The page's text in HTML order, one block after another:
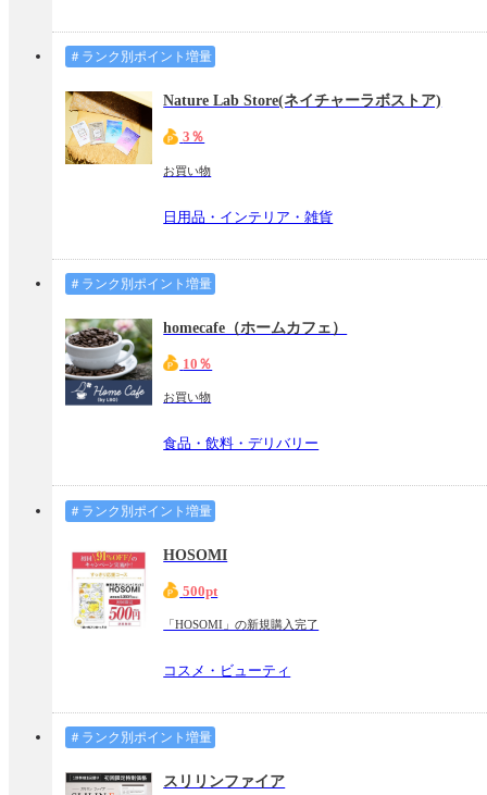
＃ランク別ポイント増量
Nature Lab Store(ネイチャーラボストア)
3％
お買い物
日用品・インテリア・雑貨
＃ランク別ポイント増量
homecafe（ホームカフェ）
10％
お買い物
食品・飲料・デリバリー
＃ランク別ポイント増量
HOSOMI
500pt
「HOSOMI」の新規購入完了
コスメ・ビューティ
＃ランク別ポイント増量
スリリンファイア